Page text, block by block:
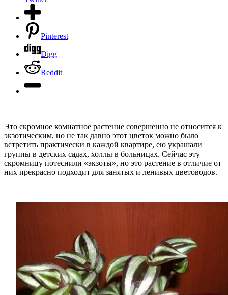
Pinterest
Digg
Reddit
Это скромное комнатное растение совершенно не относится к
экзотическим, но не так давно этот цветок можно было
встретить практически в каждой квартире, ею украшали
группы в детских садах, холлы в больницах. Сейчас эту
скромницу потеснили «экзоты», но это растение в отличие от
них прекрасно подходит для занятых и ленивых цветоводов.